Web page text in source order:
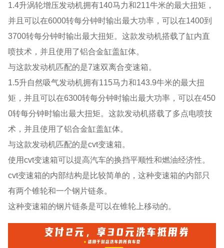
1.4升涡轮增压发动机拥有140马力和211牛米的最大扭矩，
并且可以在6000转每分钟时输出最大功率，可以在1400到
3700转每分钟时输出最大扭矩。这款发动机搭载了缸内直
喷技术，并且使用了铝合金缸盖缸体。
与这款发动机匹配的是7速双离合变速箱。
1.5升自然吸气发动机拥有115马力和143.9牛米的最大扭
矩，并且可以在6300转每分钟时输出最大功率，可以在450
0转每分钟时输出最大扭矩。这款发动机搭载了多点电喷技
术，并且使用了铝合金缸盖缸体。
与这款发动机匹配的是cvt变速箱。
使用cvt变速箱可以提高汽车的换挡平顺性和燃油经济性。
cvt变速箱的内部结构是比较简单的，这种变速箱的内部只
有两个锥轮和一个钢片链条。
这种变速箱的钢片链条是可以在锥轮上移动的。